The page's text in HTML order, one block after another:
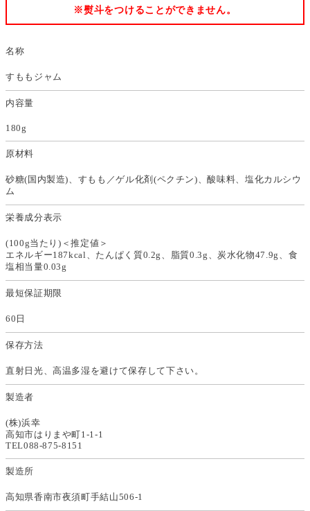
※熨斗をつけることができません。
名称
すももジャム
内容量
180g
原材料
砂糖(国内製造)、すもも／ゲル化剤(ペクチン)、酸味料、塩化カルシウ
ム
栄養成分表示
(100g当たり)＜推定値＞
エネルギー187kcal、たんぱく質0.2g、脂質0.3g、炭水化物47.9g、食
塩相当量0.03g
最短保証期限
60日
保存方法
直射日光、高温多湿を避けて保存して下さい。
製造者
(株)浜幸
高知市はりまや町1-1-1
TEL088-875-8151
製造所
高知県香南市夜須町手結山506-1